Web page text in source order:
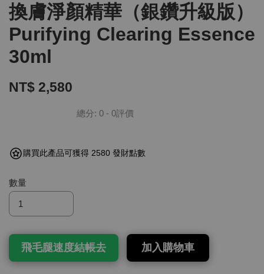
換膚淨顏精華（銀鑽升級版）
Purifying Clearing Essence
30ml
NT$ 2,580
總分: 0 - 0評價
購買此產品可獲得 2580 發財點數
數量
飛毛腿速度結帳去 加入購物車